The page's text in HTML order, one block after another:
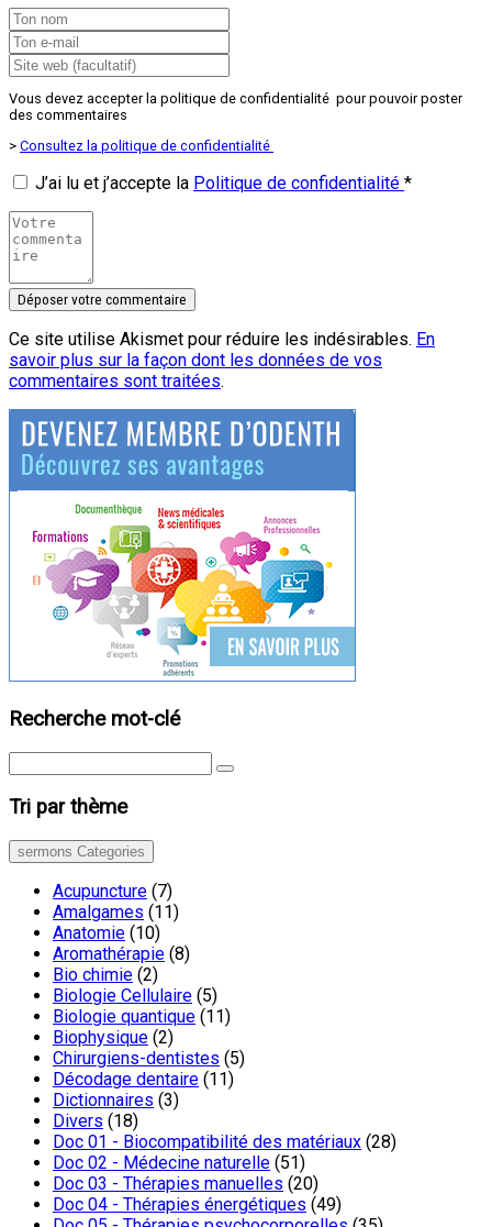
Vous devez accepter la politique de confidentialité pour pouvoir poster
des commentaires
> Consultez la politique de confidentialité
J’ai lu et j’accepte la Politique de confidentialité *
Ce site utilise Akismet pour réduire les indésirables. En
savoir plus sur la façon dont les données de vos
commentaires sont traitées.
Recherche mot-clé
Tri par thème
sermons Categories
Acupuncture (7)
Amalgames (11)
Anatomie (10)
Aromathérapie (8)
Bio chimie (2)
Biologie Cellulaire (5)
Biologie quantique (11)
Biophysique (2)
Chirurgiens-dentistes (5)
Décodage dentaire (11)
Dictionnaires (3)
Divers (18)
Doc 01 - Biocompatibilité des matériaux (28)
Doc 02 - Médecine naturelle (51)
Doc 03 - Thérapies manuelles (20)
Doc 04 - Thérapies énergétiques (49)